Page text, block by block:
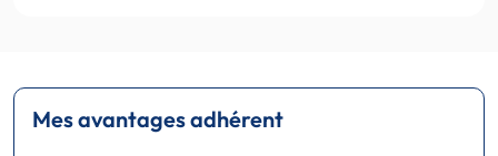
Mes avantages adhérent